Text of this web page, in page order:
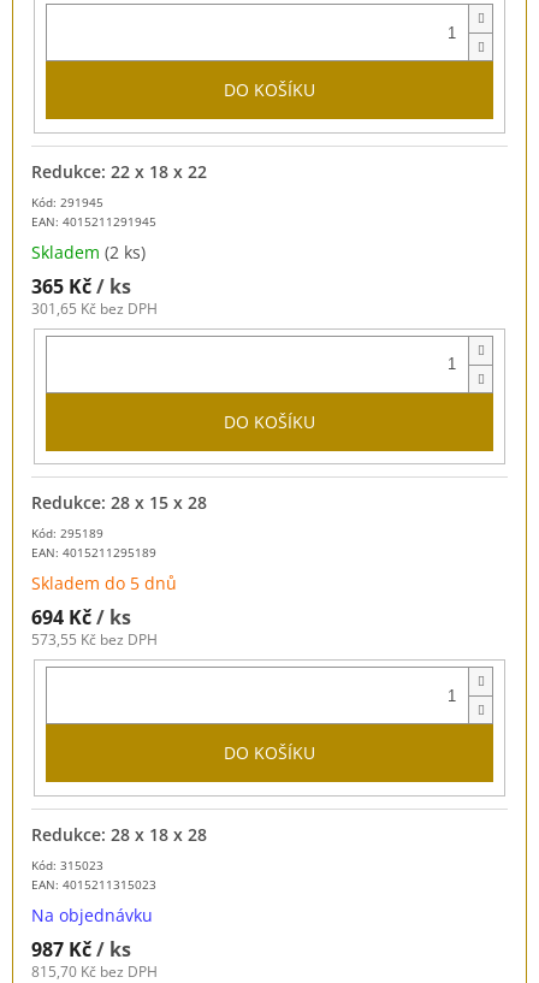
DO KOŠÍKU
Kód: 291945
EAN: 4015211291945
Redukce: 22 x 18 x 22
Skladem (2 ks)
365 Kč/ ks
301,65 Kč bez DPH
DO KOŠÍKU
Kód: 295189
EAN: 4015211295189
Redukce: 28 x 15 x 28
Skladem do 5 dnů
694 Kč/ ks
573,55 Kč bez DPH
DO KOŠÍKU
Kód: 315023
EAN: 4015211315023
Redukce: 28 x 18 x 28
Na objednávku
987 Kč/ ks
815,70 Kč bez DPH